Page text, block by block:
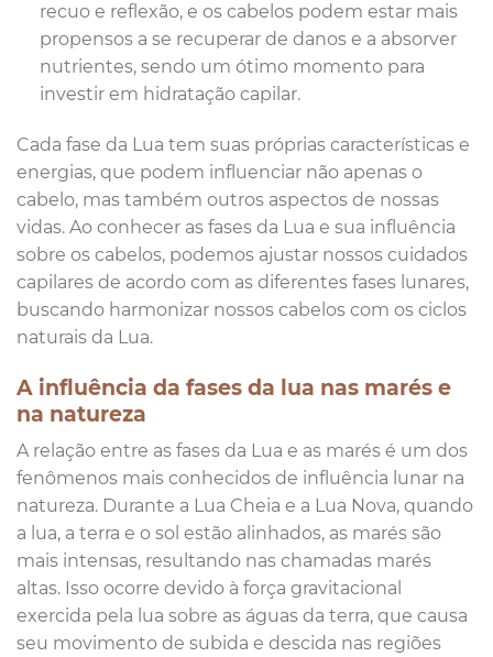
recuo e reflexão, e os cabelos podem estar mais
propensos a se recuperar de danos e a absorver
nutrientes, sendo um ótimo momento para
investir em hidratação capilar.
Cada fase da Lua tem suas próprias características e
energias, que podem influenciar não apenas o
cabelo, mas também outros aspectos de nossas
vidas. Ao conhecer as fases da Lua e sua influência
sobre os cabelos, podemos ajustar nossos cuidados
capilares de acordo com as diferentes fases lunares,
buscando harmonizar nossos cabelos com os ciclos
naturais da Lua.
A influência da fases da lua nas marés e
na natureza
A relação entre as fases da Lua e as marés é um dos
fenômenos mais conhecidos de influência lunar na
natureza. Durante a Lua Cheia e a Lua Nova, quando
a lua, a terra e o sol estão alinhados, as marés são
mais intensas, resultando nas chamadas marés
altas. Isso ocorre devido à força gravitacional
exercida pela lua sobre as águas da terra, que causa
seu movimento de subida e descida nas regiões